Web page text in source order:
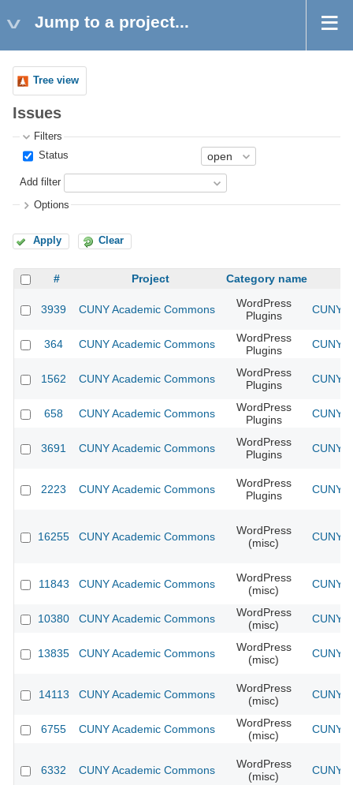
Jump to a project...
Tree view
Issues
Filters
Status
Add filter
Options
Apply Clear
# Project Category name
3939 CUNY Academic Commons
WordPress
Plugins
CUNY
364 CUNY Academic Commons
WordPress
Plugins
CUNY
1562 CUNY Academic Commons
WordPress
Plugins
CUNY
658 CUNY Academic Commons
WordPress
Plugins
CUNY
3691 CUNY Academic Commons
WordPress
Plugins
CUNY
2223 CUNY Academic Commons
WordPress
Plugins
CUNY
16255 CUNY Academic Commons
WordPress
(misc)
CUNY
11843 CUNY Academic Commons
WordPress
(misc)
CUNY
10380 CUNY Academic Commons
WordPress
(misc)
CUNY
13835 CUNY Academic Commons
WordPress
(misc)
CUNY
14113 CUNY Academic Commons
WordPress
(misc)
CUNY
6755 CUNY Academic Commons
WordPress
(misc)
CUNY
6332 CUNY Academic Commons
WordPress
(misc)
CUNY